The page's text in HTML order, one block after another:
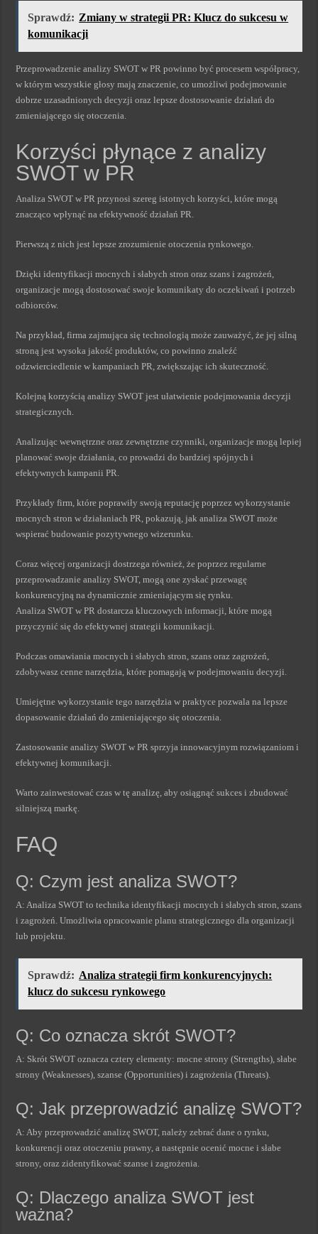
Sprawdź: Zmiany w strategii PR: Klucz do sukcesu w
komunikacji
Przeprowadzenie analizy SWOT w PR powinno być procesem współpracy,
w którym wszystkie głosy mają znaczenie, co umożliwi podejmowanie
dobrze uzasadnionych decyzji oraz lepsze dostosowanie działań do
zmieniającego się otoczenia.
Korzyści płynące z analizy
SWOT w PR
Analiza SWOT w PR przynosi szereg istotnych korzyści, które mogą
znacząco wpłynąć na efektywność działań PR.
Pierwszą z nich jest lepsze zrozumienie otoczenia rynkowego.
Dzięki identyfikacji mocnych i słabych stron oraz szans i zagrożeń,
organizacje mogą dostosować swoje komunikaty do oczekiwań i potrzeb
odbiorców.
Na przykład, firma zajmująca się technologią może zauważyć, że jej silną
stroną jest wysoka jakość produktów, co powinno znaleźć
odzwierciedlenie w kampaniach PR, zwiększając ich skuteczność.
Kolejną korzyścią analizy SWOT jest ułatwienie podejmowania decyzji
strategicznych.
Analizując wewnętrzne oraz zewnętrzne czynniki, organizacje mogą lepiej
planować swoje działania, co prowadzi do bardziej spójnych i
efektywnych kampanii PR.
Przykłady firm, które poprawiły swoją reputację poprzez wykorzystanie
mocnych stron w działaniach PR, pokazują, jak analiza SWOT może
wspierać budowanie pozytywnego wizerunku.
Coraz więcej organizacji dostrzega również, że poprzez regularne
przeprowadzanie analizy SWOT, mogą one zyskać przewagę
konkurencyjną na dynamicznie zmieniającym się rynku.
Analiza SWOT w PR dostarcza kluczowych informacji, które mogą
przyczynić się do efektywnej strategii komunikacji.
Podczas omawiania mocnych i słabych stron, szans oraz zagrożeń,
zdobywasz cenne narzędzia, które pomagają w podejmowaniu decyzji.
Umiejętne wykorzystanie tego narzędzia w praktyce pozwala na lepsze
dopasowanie działań do zmieniającego się otoczenia.
Zastosowanie analizy SWOT w PR sprzyja innowacyjnym rozwiązaniom i
efektywnej komunikacji.
Warto zainwestować czas w tę analizę, aby osiągnąć sukces i zbudować
silniejszą markę.
FAQ
Q: Czym jest analiza SWOT?
A: Analiza SWOT to technika identyfikacji mocnych i słabych stron, szans
i zagrożeń. Umożliwia opracowanie planu strategicznego dla organizacji
lub projektu.
Sprawdź: Analiza strategii firm konkurencyjnych:
klucz do sukcesu rynkowego
Q: Co oznacza skrót SWOT?
A: Skrót SWOT oznacza cztery elementy: mocne strony (Strengths), słabe
strony (Weaknesses), szanse (Opportunities) i zagrożenia (Threats).
Q: Jak przeprowadzić analizę SWOT?
A: Aby przeprowadzić analizę SWOT, należy zebrać dane o rynku,
konkurencji oraz otoczeniu prawny, a następnie ocenić mocne i słabe
strony, oraz zidentyfikować szanse i zagrożenia.
Q: Dlaczego analiza SWOT jest
ważna?